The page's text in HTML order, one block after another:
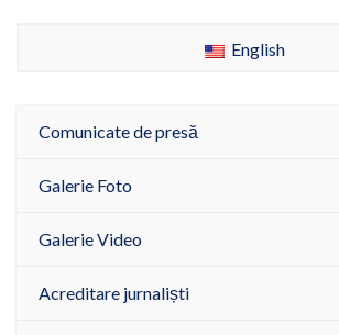
English
Comunicate de presă
Galerie Foto
Galerie Video
Acreditare jurnaliști